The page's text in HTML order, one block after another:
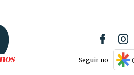
Seguir no